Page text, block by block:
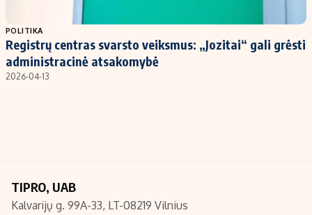
Populiarios temos
Investavimas
Akcijų rinka
Titulinis
Nedarbo išmokos skaičiuoklė
Redakcija
POLITIKA
Registrų centras svarsto veiksmus: „Jozitai“ gali grėsti
administracinė atsakomybė
2026-04-13
TIPRO, UAB
Kalvarijų g. 99A-33, LT-08219 Vilnius